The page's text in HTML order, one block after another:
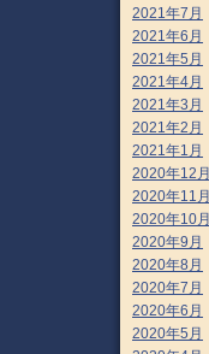
2021年7月
2021年6月
2021年5月
2021年4月
2021年3月
2021年2月
2021年1月
2020年12月
2020年11月
2020年10月
2020年9月
2020年8月
2020年7月
2020年6月
2020年5月